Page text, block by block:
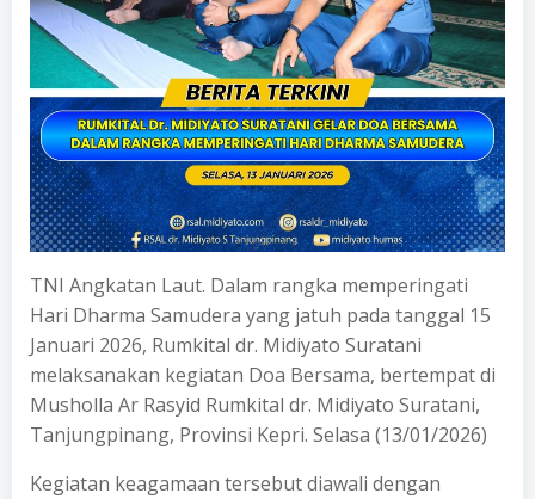
TNI Angkatan Laut. Dalam rangka memperingati
Hari Dharma Samudera yang jatuh pada tanggal 15
Januari 2026, Rumkital dr. Midiyato Suratani
melaksanakan kegiatan Doa Bersama, bertempat di
Musholla Ar Rasyid Rumkital dr. Midiyato Suratani,
Tanjungpinang, Provinsi Kepri. Selasa (13/01/2026)
Kegiatan keagamaan tersebut diawali dengan